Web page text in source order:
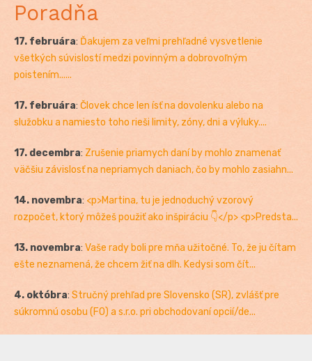
Poradňa
17. februára: Ďakujem za veľmi prehľadné vysvetlenie
všetkých súvislostí medzi povinným a dobrovoľným
poistením......
17. februára: Človek chce len ísť na dovolenku alebo na
služobku a namiesto toho rieši limity, zóny, dni a výluky....
17. decembra: Zrušenie priamych daní by mohlo znamenať
väčšiu závislosť na nepriamych daniach, čo by mohlo zasiahn...
14. novembra: <p>Martina, tu je jednoduchý vzorový
rozpočet, ktorý môžeš použiť ako inšpiráciu 👇</p> <p>Predsta...
13. novembra: Vaše rady boli pre mňa užitočné. To, že ju čítam
ešte neznamená, že chcem žiť na dlh. Kedysi som čít...
4. októbra: Stručný prehľad pre Slovensko (SR), zvlášť pre
súkromnú osobu (FO) a s.r.o. pri obchodovaní opcií/de...